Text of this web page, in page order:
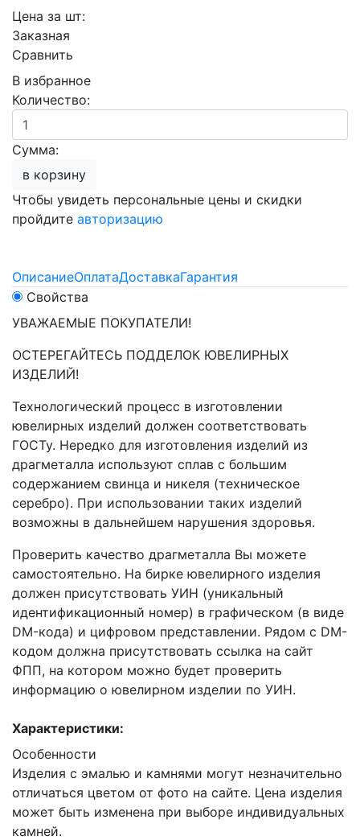
Цена за шт:
Заказная
Сравнить
В избранное
Количество:
Сумма:
в корзину
Чтобы увидеть персональные цены и скидки
пройдите авторизацию
ОписаниеОплатаДоставкаГарантия
Свойства
УВАЖАЕМЫЕ ПОКУПАТЕЛИ!
ОСТЕРЕГАЙТЕСЬ ПОДДЕЛОК ЮВЕЛИРНЫХ
ИЗДЕЛИЙ!
Технологический процесс в изготовлении
ювелирных изделий должен соответствовать
ГОСТу. Нередко для изготовления изделий из
драгметалла используют сплав с большим
содержанием свинца и никеля (техническое
серебро). При использовании таких изделий
возможны в дальнейшем нарушения здоровья.
Проверить качество драгметалла Вы можете
самостоятельно. На бирке ювелирного изделия
должен присутствовать УИН (уникальный
идентификационный номер) в графическом (в виде
DM-кода) и цифровом представлении. Рядом с DM-
кодом должна присутствовать ссылка на сайт
ФПП, на котором можно будет проверить
информацию о ювелирном изделии по УИН.
Характеристики:
Особенности
Изделия с эмалью и камнями могут незначительно
отличаться цветом от фото на сайте. Цена изделия
может быть изменена при выборе индивидуальных
камней.